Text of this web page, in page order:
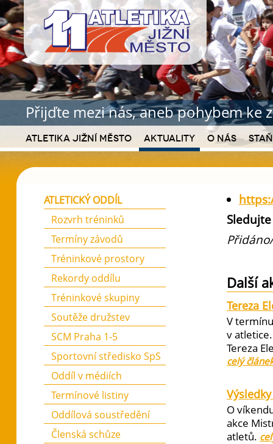
Přijďte mezi nás, aneb pohybem ke
Atletika Jižní Město Aktuality O nás
Další
Tereza
V
v
Tereza
celý
O
akce
atletů.
ATLETICKÝ ODDÍL
Rozvrh tréninků
Termíny závodů
Tréninkové prostory
Rekordy oddílu
Tréninkové skupiny
Soutěže družstev
SCM Praha 1-5
Sportovní středisko SpS
Oddíl v médiích
Termínové listiny
Oddílová soustředění
Členská schůze